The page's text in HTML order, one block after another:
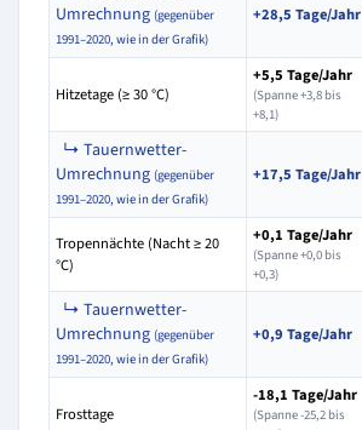
Umrechnung (gegenüber
1991–2020, wie in der Grafik)
+28,5 Tage/Jahr
Hitzetage (≥ 30 °C)
+5,5 Tage/Jahr
(Spanne +3,8 bis
+8,1)
↳ Tauernwetter-
Umrechnung (gegenüber
1991–2020, wie in der Grafik)
+17,5 Tage/Jahr
Tropennächte (Nacht ≥ 20
°C)
+0,1 Tage/Jahr
(Spanne +0,0 bis
+0,3)
↳ Tauernwetter-
Umrechnung (gegenüber
1991–2020, wie in der Grafik)
+0,9 Tage/Jahr
Frosttage
-18,1 Tage/Jahr
(Spanne -25,2 bis